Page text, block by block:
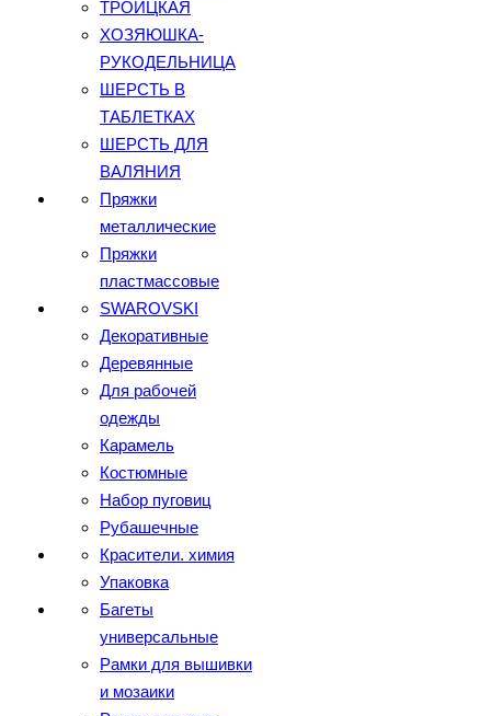
ТРОИЦКАЯ
ХОЗЯЮШКА-
РУКОДЕЛЬНИЦА
ШЕРСТЬ В
ТАБЛЕТКАХ
ШЕРСТЬ ДЛЯ
ВАЛЯНИЯ
Пряжки
металлические
Пряжки
пластмассовые
SWAROVSKI
Декоративные
Деревянные
Для рабочей
одежды
Карамель
Костюмные
Набор пуговиц
Рубашечные
Красители. химия
Упаковка
Багеты
универсальные
Рамки для вышивки
и мозаики